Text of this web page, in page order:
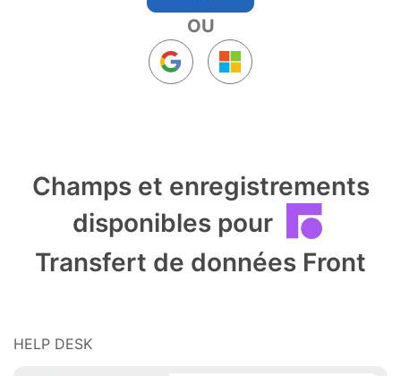
OU
Champs et enregistrements
disponibles pour
Transfert de données Front
HELP DESK